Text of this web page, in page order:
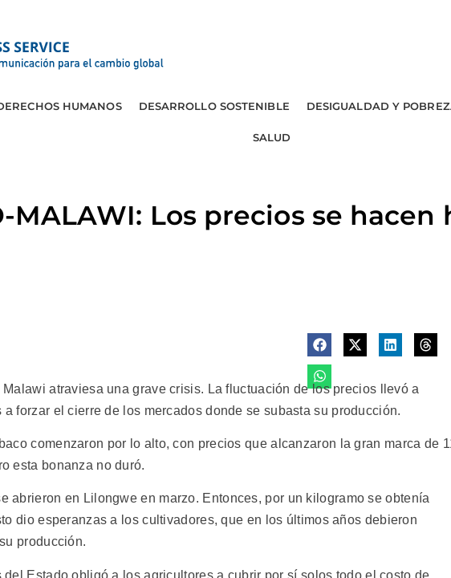
HUMANOS DESARROLLO SOSTENIBLE DESIGUALDAD Y
SALUD
MALAWI: Los precios se hacen
atraviesa una grave crisis. La fluctuación de los precios llevó a
forzar el cierre de los mercados donde se subasta su producción.
comenzaron por lo alto, con precios que alcanzaron la gran marca de
esta bonanza no duró.
abrieron en Lilongwe en marzo. Entonces, por un kilogramo se obtenía
dio esperanzas a los cultivadores, que en los últimos años debieron
producción.
Estado obligó a los agricultores a cubrir por sí solos todo el costo de